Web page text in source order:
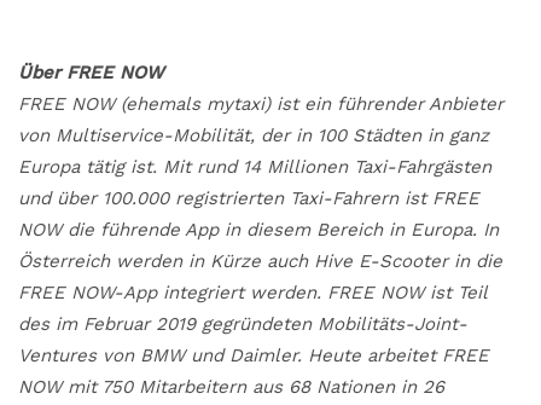
Über FREE NOW
FREE NOW (ehemals mytaxi) ist ein führender Anbieter
von Multiservice-Mobilität, der in 100 Städten in ganz
Europa tätig ist. Mit rund 14 Millionen Taxi-Fahrgästen
und über 100.000 registrierten Taxi-Fahrern ist FREE
NOW die führende App in diesem Bereich in Europa. In
Österreich werden in Kürze auch Hive E-Scooter in die
FREE NOW-App integriert werden. FREE NOW ist Teil
des im Februar 2019 gegründeten Mobilitäts-Joint-
Ventures von BMW und Daimler. Heute arbeitet FREE
NOW mit 750 Mitarbeitern aus 68 Nationen in 26